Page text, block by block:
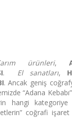
ürünleri,
. El sanatları,
. Ancak geniş
“Adana
hangi
coğrafi